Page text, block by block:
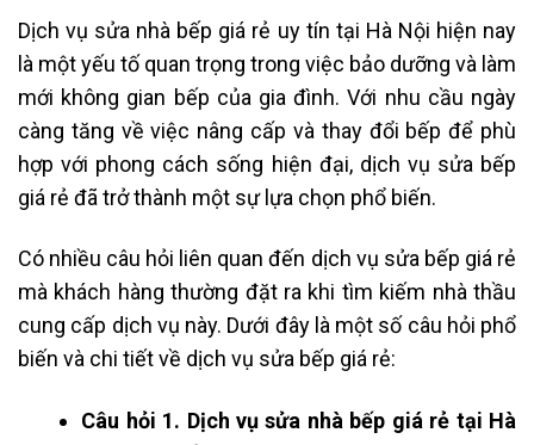
Dịch vụ sửa nhà bếp giá rẻ uy tín tại Hà Nội hiện nay
là một yếu tố quan trọng trong việc bảo dưỡng và làm
mới không gian bếp của gia đình. Với nhu cầu ngày
càng tăng về việc nâng cấp và thay đổi bếp để phù
hợp với phong cách sống hiện đại, dịch vụ sửa bếp
giá rẻ đã trở thành một sự lựa chọn phổ biến.
Có nhiều câu hỏi liên quan đến dịch vụ sửa bếp giá rẻ
mà khách hàng thường đặt ra khi tìm kiếm nhà thầu
cung cấp dịch vụ này. Dưới đây là một số câu hỏi phổ
biến và chi tiết về dịch vụ sửa bếp giá rẻ:
Câu hỏi 1. Dịch vụ sửa nhà bếp giá rẻ tại Hà